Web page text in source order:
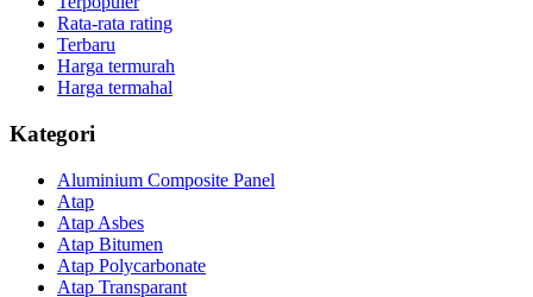
Rata-rata rating
Terbaru
Harga termurah
Harga termahal
Kategori
Aluminium Composite Panel
Atap
Atap Asbes
Atap Bitumen
Atap Polycarbonate
Atap Transparant